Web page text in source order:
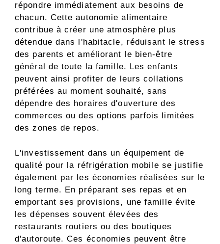
répondre immédiatement aux besoins de
chacun. Cette autonomie alimentaire
contribue à créer une atmosphère plus
détendue dans l'habitacle, réduisant le stress
des parents et améliorant le bien-être
général de toute la famille. Les enfants
peuvent ainsi profiter de leurs collations
préférées au moment souhaité, sans
dépendre des horaires d'ouverture des
commerces ou des options parfois limitées
des zones de repos.
L'investissement dans un équipement de
qualité pour la réfrigération mobile se justifie
également par les économies réalisées sur le
long terme. En préparant ses repas et en
emportant ses provisions, une famille évite
les dépenses souvent élevées des
restaurants routiers ou des boutiques
d'autoroute. Ces économies peuvent être